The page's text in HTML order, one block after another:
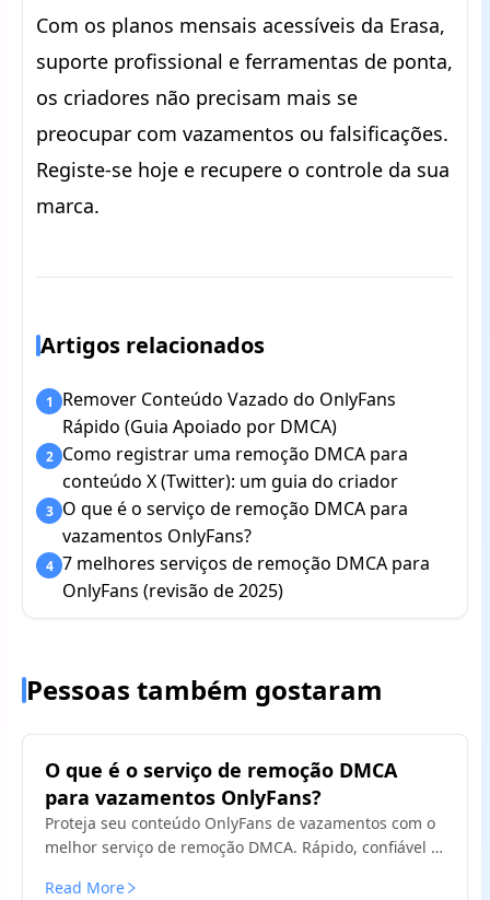
Com os planos mensais acessíveis da Erasa,
suporte profissional e ferramentas de ponta,
os criadores não precisam mais se
preocupar com vazamentos ou falsificações.
Registe-se hoje e recupere o controle da sua
marca.
Artigos relacionados
1
Remover Conteúdo Vazado do OnlyFans
Rápido (Guia Apoiado por DMCA)
2 Como registrar uma remoção DMCA para
conteúdo X (Twitter): um guia do criador
3 O que é o serviço de remoção DMCA para
vazamentos OnlyFans?
4 7 melhores serviços de remoção DMCA para
OnlyFans (revisão de 2025)
Pessoas também gostaram
O que é o serviço de remoção DMCA
para vazamentos OnlyFans?
Proteja seu conteúdo OnlyFans de vazamentos com o
melhor serviço de remoção DMCA. Rápido, confiável e
Read More